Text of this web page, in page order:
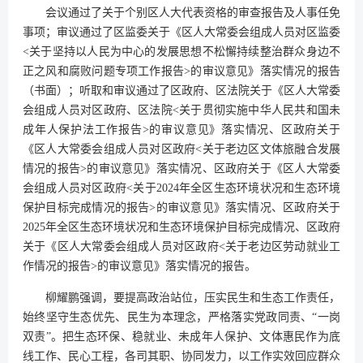
会议通过了关于个别区人大代表资格的审查报告及人事任免
事项；审议通过了区监委关于《区人大常委会组成人员对区监委
<关于坚持以人民为中心的发展思想不松懈持续整治群众身边不
正之风和腐败问题专项工作报告>的审议意见》落实情况的报告
（书面）；听取和审议通过了区政府、区法院关于《区人大常委
会组成人员对区政府、区法院<关于贯彻实施中华人民共和国未
成年人保护法工作报告>的审议意见》落实情况、区政府关于
《区人大常委会组成人员对区政府<关于老边区文体旅融合发展
情况的报告>的审议意见》落实情况、区政府关于《区人大常委
会组成人员对区政府<关于2024年全区生态环境状况和生态环境
保护目标完成情况的报告>的审议意见》落实情况、区政府关于
2025年全区生态环境状况和生态环境保护目标完成情况、区政府
关于《区人大常委会组成人员对区政府<关于老边区劳动就业工
作情况的报告>的审议意见》落实情况的报告。
柳耀鹏强调，要提高政治站位，压实民生和生态工作责任，
始终坚守生态优先、民生为本理念，严格落实党政同责、“一岗
双责”。把生态环保、稳就业、未成年人保护、文体惠民作为底
线工作、民心工程，各司其职、协同发力，以工作实效回应群众